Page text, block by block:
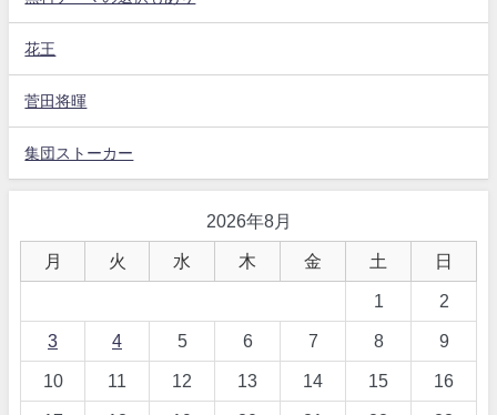
花王
菅田将暉
集団ストーカー
2026年8月
月 火 水 木 金 土 日
1 2
3 4 5 6 7 8 9
10 11 12 13 14 15 16